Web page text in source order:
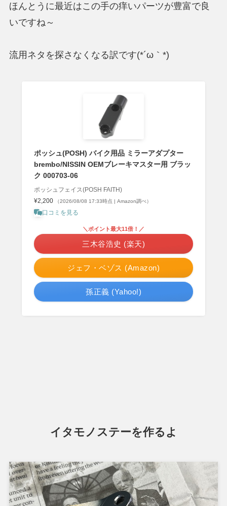
ほんとうに最近はこの手の痒いパーツが豊富で良
いですね～
流用ネタを探さなくなる訳です(*´ω｀*)
ポッシュ(POSH) バイク用品 ミラーアダプター
brembo/NISSIN OEMブレーキマスター用 ブラッ
ク 000703-06
ポッシュフェイス(POSH FAITH)
¥2,200
（2026/08/08 17:33時点 | Amazon調べ）
口コミを見る
ジェフ・ベゾス (Amazon)
＼ポイント最大11倍！／
三木谷浩史 (楽天)
孫正義 (Yahoo!)
イタモノステーを作るよ